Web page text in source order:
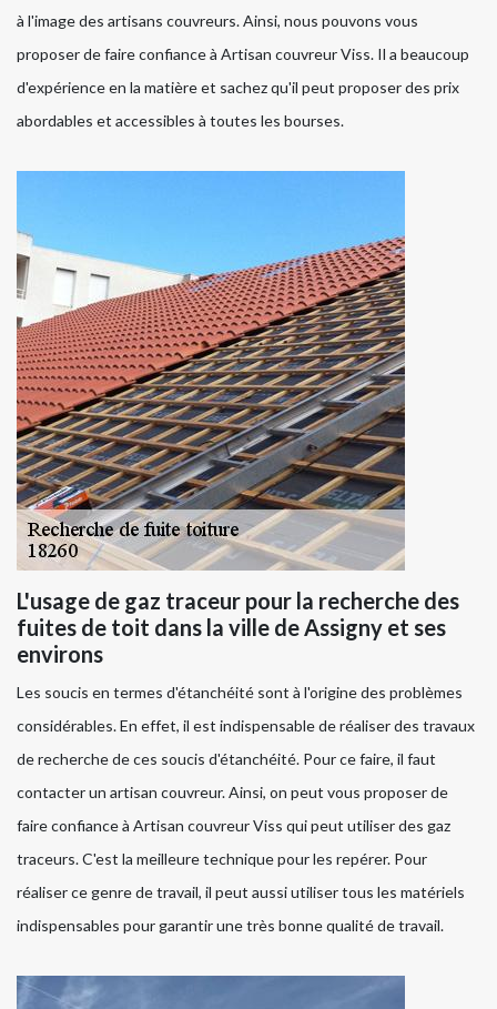
à l'image des artisans couvreurs. Ainsi, nous pouvons vous
proposer de faire confiance à Artisan couvreur Viss. Il a beaucoup
d'expérience en la matière et sachez qu'il peut proposer des prix
abordables et accessibles à toutes les bourses.
L'usage de gaz traceur pour la recherche des
fuites de toit dans la ville de Assigny et ses
environs
Les soucis en termes d'étanchéité sont à l'origine des problèmes
considérables. En effet, il est indispensable de réaliser des travaux
de recherche de ces soucis d'étanchéité. Pour ce faire, il faut
contacter un artisan couvreur. Ainsi, on peut vous proposer de
faire confiance à Artisan couvreur Viss qui peut utiliser des gaz
traceurs. C'est la meilleure technique pour les repérer. Pour
réaliser ce genre de travail, il peut aussi utiliser tous les matériels
indispensables pour garantir une très bonne qualité de travail.